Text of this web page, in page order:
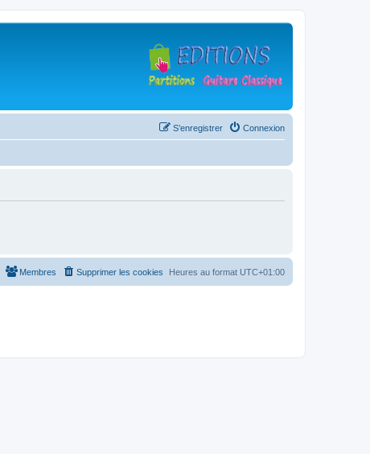
Connexion
S’enregistrer
Heures au format UTC+01:00
Supprimer les cookies
Membres